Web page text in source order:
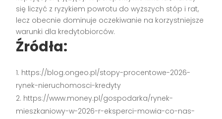
się liczyć z ryzykiem powrotu do wyższych stóp i rat,
lecz obecnie dominuje oczekiwanie na korzystniejsze
warunki dla kredytobiorców.
Źródła:
https://blog.ongeo.pl/stopy-procentowe-2026-
rynek-nieruchomosci-kredyty
https://www.money.pl/gospodarka/rynek-
mieszkaniowy-w-2026-r-eksperci-mowia-co-nas-